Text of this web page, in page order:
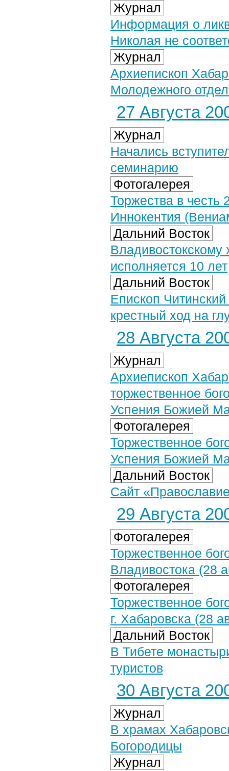
Журнал
Информация о
Николая не
Журнал
Архиепископ
Молодежного
27 Августа
Журнал
Начались
семинарию
Фотогалерея
Торжества в честь
Иннокентия
Дальний Восток
исполняется 10 лет
Дальний Восток
Епископ
крестный ход на
28 Августа
Журнал
Архиепископ
торжественное
Успения Божией
Фотогалерея
Торжественное
Успения Божией
Дальний Восток
Сайт
29 Августа
Фотогалерея
Торжественное
Владивостока (28
Фотогалерея
Торжественное
г. Хабаровска (28
Дальний Восток
В Тибете
туристов
30 Августа
Журнал
В храмах
Богородицы
Журнал